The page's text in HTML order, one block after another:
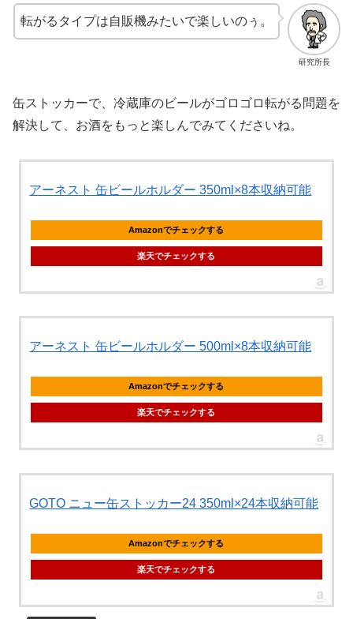
研究所長
転がるタイプは自販機みたいで楽しいのぅ。
缶ストッカーで、冷蔵庫のビールがゴロゴロ転がる問題を
解決して、お酒をもっと楽しんでみてくださいね。
アーネスト 缶ビールホルダー 350ml×8本収納可能
Amazonでチェックする
楽天でチェックする
アーネスト 缶ビールホルダー 500ml×8本収納可能
Amazonでチェックする
楽天でチェックする
GOTO ニュー缶ストッカー24 350ml×24本収納可能
Amazonでチェックする
楽天でチェックする